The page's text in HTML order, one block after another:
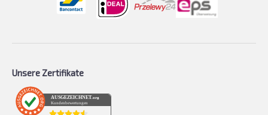
Unsere Zertifikate
AUSGEZEICHNET .org
Kundenbewertungen